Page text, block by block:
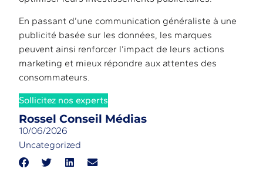
Rossel Conseil Médias
10/06/2026
Uncategorized
En passant d’une communication généraliste à une
publicité basée sur les données, les marques
peuvent ainsi renforcer l’impact de leurs actions
marketing et mieux répondre aux attentes des
consommateurs.
Sollicitez nos experts